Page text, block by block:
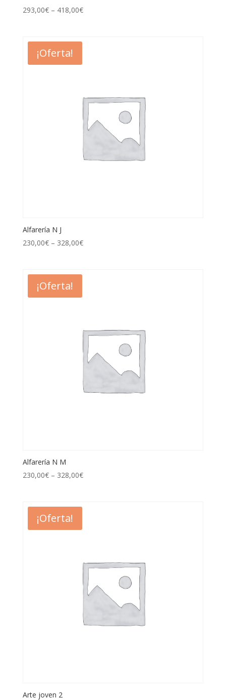
293,00€– 418,00€
¡Oferta!
Alfarería N J
230,00€– 328,00€
¡Oferta!
Alfarería N M
230,00€– 328,00€
¡Oferta!
Arte joven 2